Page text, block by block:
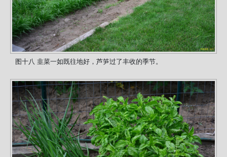
图十八 韭菜一如既往地好，芦笋过了丰收的季节。